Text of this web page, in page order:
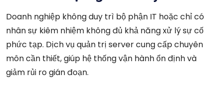
Doanh nghiệp không duy trì bộ phận IT hoặc chỉ có
nhân sự kiêm nhiệm không đủ khả năng xử lý sự cố
phức tạp. Dịch vụ quản trị server cung cấp chuyên
môn cần thiết, giúp hệ thống vận hành ổn định và
giảm rủi ro gián đoạn.